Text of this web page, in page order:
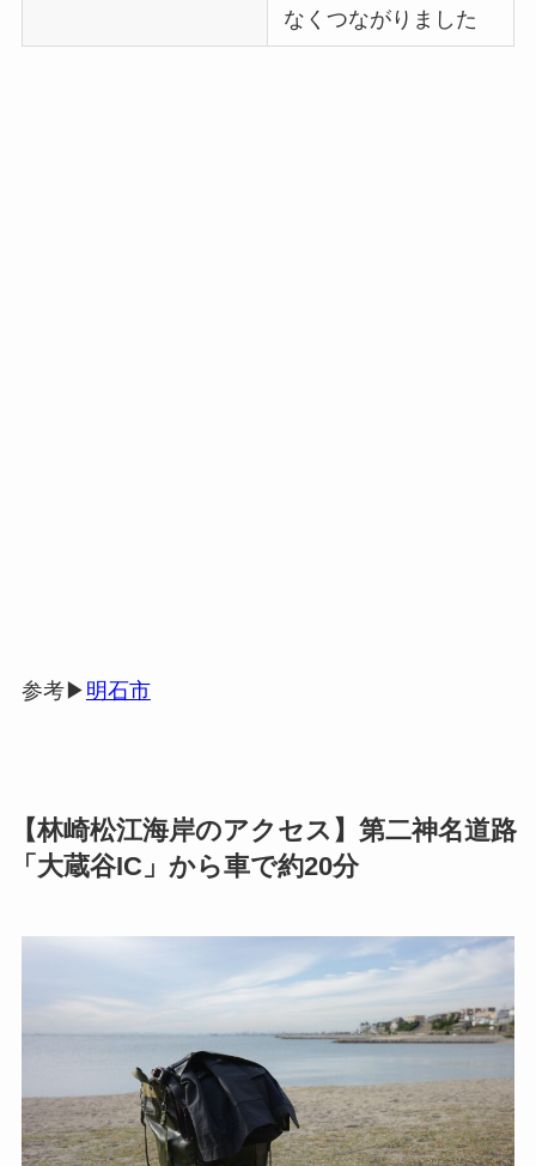
なくつながりました
参考▶︎ 明石市
【林崎松江海岸のアクセス】第二神名道路
「大蔵谷IC」から車で約20分